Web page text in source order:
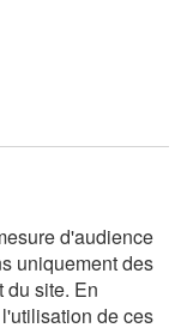
d'audience
uniquement des
du site. En
de ces